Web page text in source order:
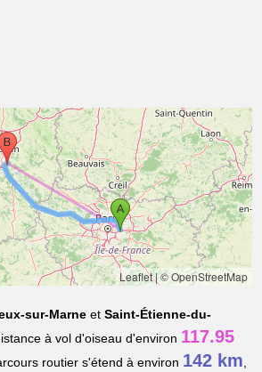
Leaflet|© OpenStreetMap
sur-Marne etSaint-Étienne-du-
à vol d'oiseau d'environ 117.95
routier s'étend à environ 142 km,